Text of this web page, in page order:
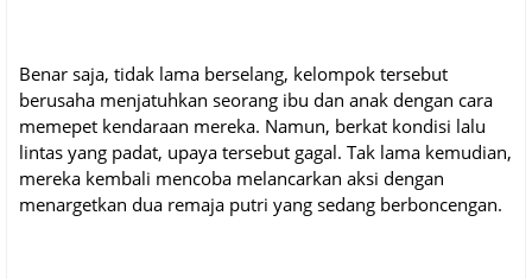
Benar saja, tidak lama berselang, kelompok tersebut
berusaha menjatuhkan seorang ibu dan anak dengan cara
memepet kendaraan mereka. Namun, berkat kondisi lalu
lintas yang padat, upaya tersebut gagal. Tak lama kemudian,
mereka kembali mencoba melancarkan aksi dengan
menargetkan dua remaja putri yang sedang berboncengan.